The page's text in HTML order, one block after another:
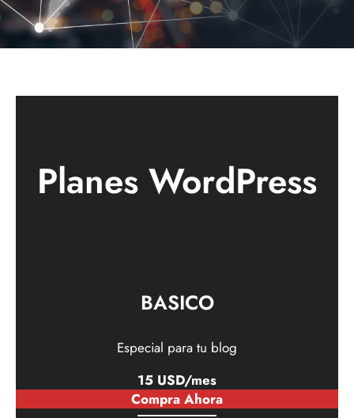
Planes WordPress
BASICO
Especial para tu blog
15 USD/mes
Compra Ahora